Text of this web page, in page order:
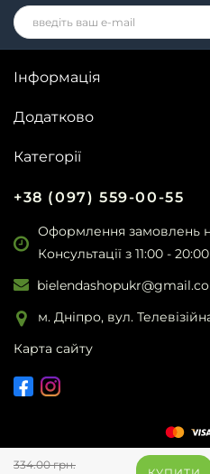
334.00 грн.
Інформація
Додатково
Категорії
+38 (097) 559-00-55
Оформлення замовлень
Консультації з 11:00 -
м. Дніпро, вул.
Карта сайту